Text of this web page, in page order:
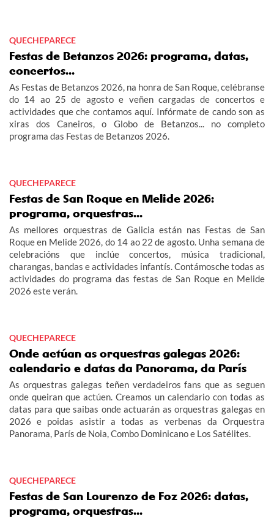
QUECHEPARECE
Festas de Betanzos 2026: programa, datas,
concertos...
As Festas de Betanzos 2026, na honra de San Roque, celébranse
do 14 ao 25 de agosto e veñen cargadas de concertos e
actividades que che contamos aquí. Infórmate de cando son as
xiras dos Caneiros, o Globo de Betanzos... no completo
programa das Festas de Betanzos 2026.
QUECHEPARECE
Festas de San Roque en Melide 2026:
programa, orquestras...
As mellores orquestras de Galicia están nas Festas de San
Roque en Melide 2026, do 14 ao 22 de agosto. Unha semana de
celebracións que inclúe concertos, música tradicional,
charangas, bandas e actividades infantís. Contámosche todas as
actividades do programa das festas de San Roque en Melide
2026 este verán.
QUECHEPARECE
Onde actúan as orquestras galegas 2026:
calendario e datas da Panorama, da París
As orquestras galegas teñen verdadeiros fans que as seguen
onde queiran que actúen. Creamos un calendario con todas as
datas para que saibas onde actuarán as orquestras galegas en
2026 e poidas asistir a todas as verbenas da Orquestra
Panorama, París de Noia, Combo Dominicano e Los Satélites.
QUECHEPARECE
Festas de San Lourenzo de Foz 2026: datas,
programa, orquestras...